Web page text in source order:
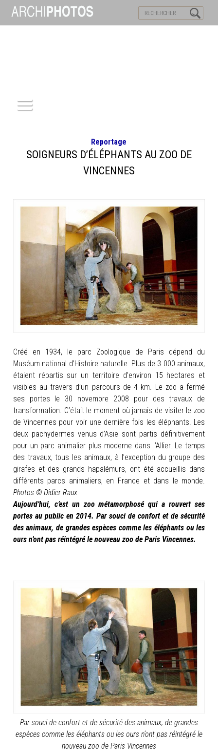
ARCHITECTURE
PORTFOLIO
CONTACT
Reportage
SOIGNEURS D’ÉLÉPHANTS AU ZOO DE
VINCENNES
Créé en 1934, le parc Zoologique de Paris dépend du
Muséum national d’Histoire naturelle. Plus de 3 000 animaux,
étaient répartis sur un territoire d’environ 15 hectares et
visibles au travers d’un parcours de 4 km. Le zoo a fermé
ses portes le 30 novembre 2008 pour des travaux de
transformation. C’était le moment où jamais de visiter le zoo
de Vincennes pour voir une dernière fois les éléphants. Les
deux pachydermes venus d’Asie sont partis définitivement
pour un parc animalier plus moderne dans l’Allier. Le temps
des travaux, tous les animaux, à l’exception du groupe des
girafes et des grands hapalémurs, ont été accueillis dans
différents parcs animaliers, en France et dans le monde.
Photos © Didier Raux
Aujourd’hui, c’est un zoo métamorphosé qui a rouvert ses
portes au public en 2014. Par souci de confort et de sécurité
des animaux, de grandes espèces comme les éléphants ou les
ours n’ont pas réintégré le nouveau zoo de Paris Vincennes.
Par souci de confort et de sécurité des animaux, de grandes
espèces comme les éléphants ou les ours n’ont pas réintégré le
nouveau zoo de Paris Vincennes